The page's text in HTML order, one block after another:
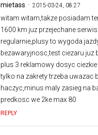
mietass 2015-03-24, 08:27
witam witam,takze posiadam
1600 km juz przejechane
regularnie,plusy to wygoda
bezawaryjnosc,test ciezaru juz
plus 3 reklamowy dosyc
tylko na zakrety trzeba uwazac
haczyc,minus maly zasieg na
predkosc we 2ke max 80
REPLY